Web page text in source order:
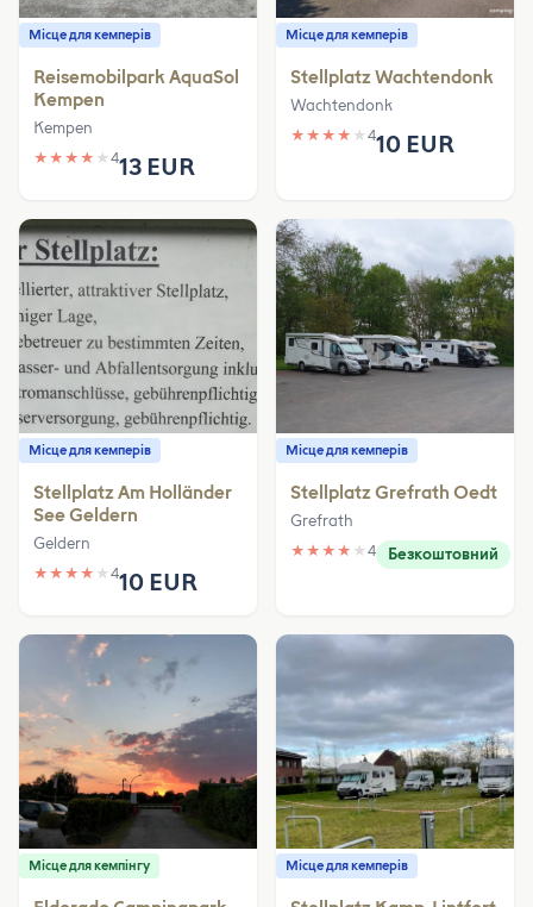
Місце для кемперів
Reisemobilpark AquaSol
Kempen
Kempen
★ ★ ★ ★ ★ 413 EUR
Місце для кемперів
Stellplatz Wachtendonk
Wachtendonk
★ ★ ★ ★ ★ 410 EUR
Місце для кемперів
Stellplatz Am Holländer
See Geldern
Geldern
★ ★ ★ ★ ★ 410 EUR
Місце для кемперів
Stellplatz Grefrath Oedt
Grefrath
★ ★ ★ ★ ★ 4 Безкоштовний
Місце для кемпінгу Місце для кемперів